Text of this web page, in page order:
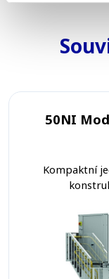
50NI
Kompaktní